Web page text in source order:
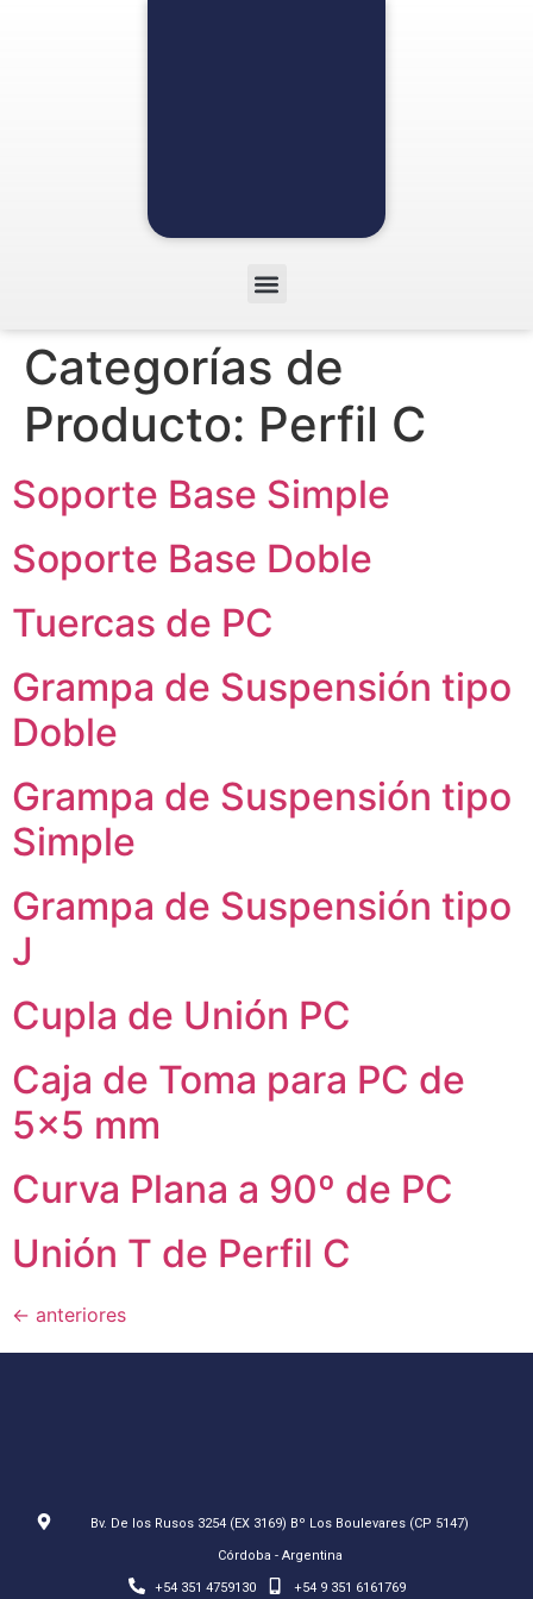
Categorías de
Producto: Perfil C
Soporte Base Simple
Soporte Base Doble
Tuercas de PC
Grampa de Suspensión tipo
Doble
Grampa de Suspensión tipo
Simple
Grampa de Suspensión tipo
J
Cupla de Unión PC
Caja de Toma para PC de
5×5 mm
Curva Plana a 90º de PC
Unión T de Perfil C
← anteriores
Bv. De los Rusos 3254 (EX 3169) Bº Los Boulevares (CP 5147)
Córdoba - Argentina
+54 351 4759130 +54 9 351 6161769